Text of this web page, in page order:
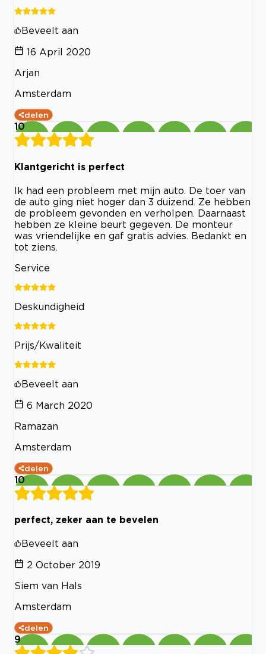
Beveelt aan
16 April 2020
Arjan
Amsterdam
delen
10
Klantgericht is perfect
Ik had een probleem met mijn auto. De toer van
de auto ging niet hoger dan 3 duizend. Ze hebben
de probleem gevonden en verholpen. Daarnaast
hebben ze kleine beurt gegeven. De monteur
was vriendelijke en gaf gratis advies. Bedankt en
tot ziens.
Service
Deskundigheid
Prijs/Kwaliteit
Beveelt aan
6 March 2020
Ramazan
Amsterdam
delen
10
perfect, zeker aan te bevelen
Beveelt aan
2 October 2019
Siem van Hals
Amsterdam
delen
9